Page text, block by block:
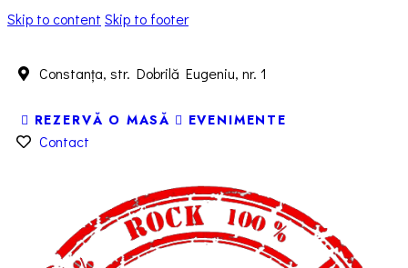
Skip to content Skip to footer
Constanța, str. Dobrilă Eugeniu, nr. 1
REZERVĂ O MASĂ EVENIMENTE
Contact